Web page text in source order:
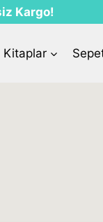
Kargo!
Kitaplar